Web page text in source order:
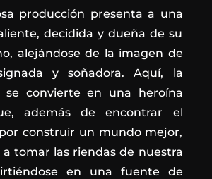
producción presenta a una
decidida y dueña de su
alejándose de la imagen de
y soñadora. Aquí, la
se convierte en una heroína
además de encontrar el
construir un mundo mejor,
tomar las riendas de nuestra
en una fuente de